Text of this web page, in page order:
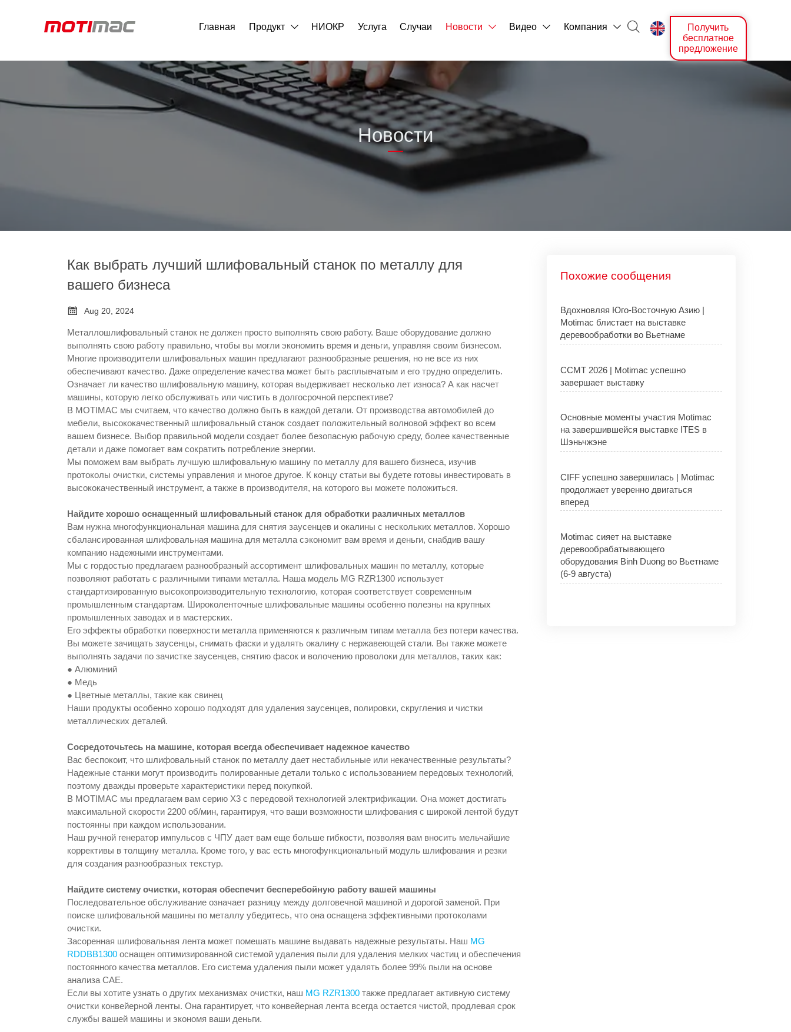
Главная Продукт  НИОКР Услуга Случаи Новости  Видео  Компания   
Получить
бесплатное
предложение
Новости
Как выбрать лучший шлифовальный станок по металлу для
вашего бизнеса
 Aug 20, 2024
Металлошлифовальный станок не должен просто выполнять свою работу. Ваше оборудование должно
выполнять свою работу правильно, чтобы вы могли экономить время и деньги, управляя своим бизнесом.
Многие производители шлифовальных машин предлагают разнообразные решения, но не все из них
обеспечивают качество. Даже определение качества может быть расплывчатым и его трудно определить.
Означает ли качество шлифовальную машину, которая выдерживает несколько лет износа? А как насчет
машины, которую легко обслуживать или чистить в долгосрочной перспективе?
В MOTIMAC мы считаем, что качество должно быть в каждой детали. От производства автомобилей до
мебели, высококачественный шлифовальный станок создает положительный волновой эффект во всем
вашем бизнесе. Выбор правильной модели создает более безопасную рабочую среду, более качественные
детали и даже помогает вам сократить потребление энергии.
Мы поможем вам выбрать лучшую шлифовальную машину по металлу для вашего бизнеса, изучив
протоколы очистки, системы управления и многое другое. К концу статьи вы будете готовы инвестировать в
высококачественный инструмент, а также в производителя, на которого вы можете положиться.
Найдите хорошо оснащенный шлифовальный станок для обработки различных металлов
Вам нужна многофункциональная машина для снятия заусенцев и окалины с нескольких металлов. Хорошо
сбалансированная шлифовальная машина для металла сэкономит вам время и деньги, снабдив вашу
компанию надежными инструментами.
Мы с гордостью предлагаем разнообразный ассортимент шлифовальных машин по металлу, которые
позволяют работать с различными типами металла. Наша модель MG RZR1300 использует
стандартизированную высокопроизводительную технологию, которая соответствует современным
промышленным стандартам. Широколенточные шлифовальные машины особенно полезны на крупных
промышленных заводах и в мастерских.
Его эффекты обработки поверхности металла применяются к различным типам металла без потери качества.
Вы можете зачищать заусенцы, снимать фаски и удалять окалину с нержавеющей стали. Вы также можете
выполнять задачи по зачистке заусенцев, снятию фасок и волочению проволоки для металлов, таких как:
● Алюминий
● Медь
● Цветные металлы, такие как свинец
Наши продукты особенно хорошо подходят для удаления заусенцев, полировки, скругления и чистки
металлических деталей.
Сосредоточьтесь на машине, которая всегда обеспечивает надежное качество
Вас беспокоит, что шлифовальный станок по металлу дает нестабильные или некачественные результаты?
Надежные станки могут производить полированные детали только с использованием передовых технологий,
поэтому дважды проверьте характеристики перед покупкой.
В MOTIMAC мы предлагаем вам серию X3 с передовой технологией электрификации. Она может достигать
максимальной скорости 2200 об/мин, гарантируя, что ваши возможности шлифования с широкой лентой будут
постоянны при каждом использовании.
Наш ручной генератор импульсов с ЧПУ дает вам еще больше гибкости, позволяя вам вносить мельчайшие
коррективы в толщину металла. Кроме того, у вас есть многофункциональный модуль шлифования и резки
для создания разнообразных текстур.
Найдите систему очистки, которая обеспечит бесперебойную работу вашей машины
Последовательное обслуживание означает разницу между долговечной машиной и дорогой заменой. При
поиске шлифовальной машины по металлу убедитесь, что она оснащена эффективными протоколами
очистки.
Засоренная шлифовальная лента может помешать машине выдавать надежные результаты. Наш MG
RDDBB1300 оснащен оптимизированной системой удаления пыли для удаления мелких частиц и обеспечения
постоянного качества металлов. Его система удаления пыли может удалять более 99% пыли на основе
анализа CAE.
Если вы хотите узнать о других механизмах очистки, наш MG RZR1300 также предлагает активную систему
очистки конвейерной ленты. Она гарантирует, что конвейерная лента всегда остается чистой, продлевая срок
службы вашей машины и экономя ваши деньги.
Похожие сообщения
Вдохновляя Юго-Восточную Азию |
Motimac блистает на выставке
деревообработки во Вьетнаме
CCMT 2026 | Motimac успешно
завершает выставку
Основные моменты участия Motimac
на завершившейся выставке ITES в
Шэньчжэне
CIFF успешно завершилась | Motimac
продолжает уверенно двигаться
вперед
Motimac сияет на выставке
деревообрабатывающего
оборудования Binh Duong во Вьетнаме
(6-9 августа)